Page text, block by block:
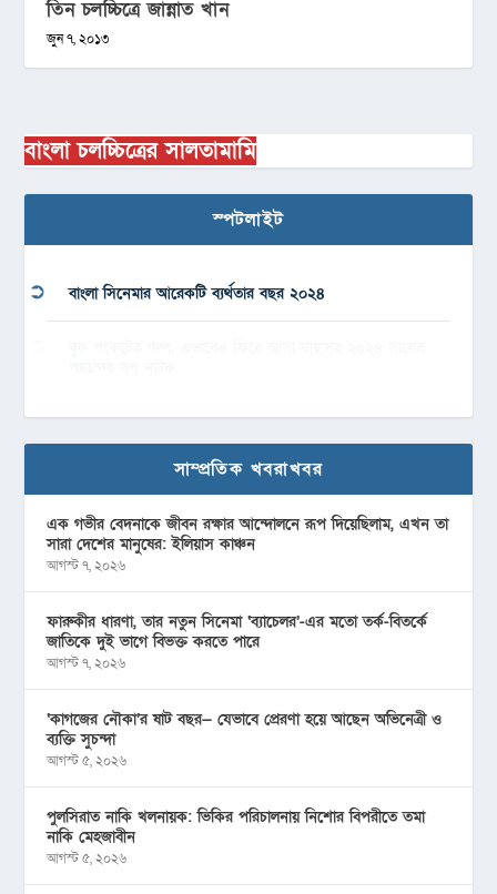
তিন চলচ্চিত্রে জান্নাত খান
জুন ৭, ২০১৩
বাংলা চলচ্চিত্রের সালতামামি
স্পটলাইট
বাংলা সিনেমার আরেকটি ব্যর্থতার বছর ২০২৪
সাম্প্রতিক খবরাখবর
এক গভীর বেদনাকে জীবন রক্ষার আন্দোলনে রূপ দিয়েছিলাম, এখন তা
সারা দেশের মানুষের: ইলিয়াস কাঞ্চন
আগস্ট ৭, ২০২৬
ফারুকীর ধারণা, তার নতুন সিনেমা ‘ব্যাচেলর’-এর মতো তর্ক-বিতর্কে
জাতিকে দুই ভাগে বিভক্ত করতে পারে
আগস্ট ৭, ২০২৬
‘কাগজের নৌকা’র ষাট বছর— যেভাবে প্রেরণা হয়ে আছেন অভিনেত্রী ও
ব্যক্তি সুচন্দা
আগস্ট ৫, ২০২৬
পুলসিরাত নাকি খলনায়ক: ভিকির পরিচালনায় নিশোর বিপরীতে তমা
নাকি মেহজাবীন
আগস্ট ৫, ২০২৬